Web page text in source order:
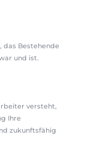
das Bestehende
und ist.
versteht,
Ihre
zukunftsfähig